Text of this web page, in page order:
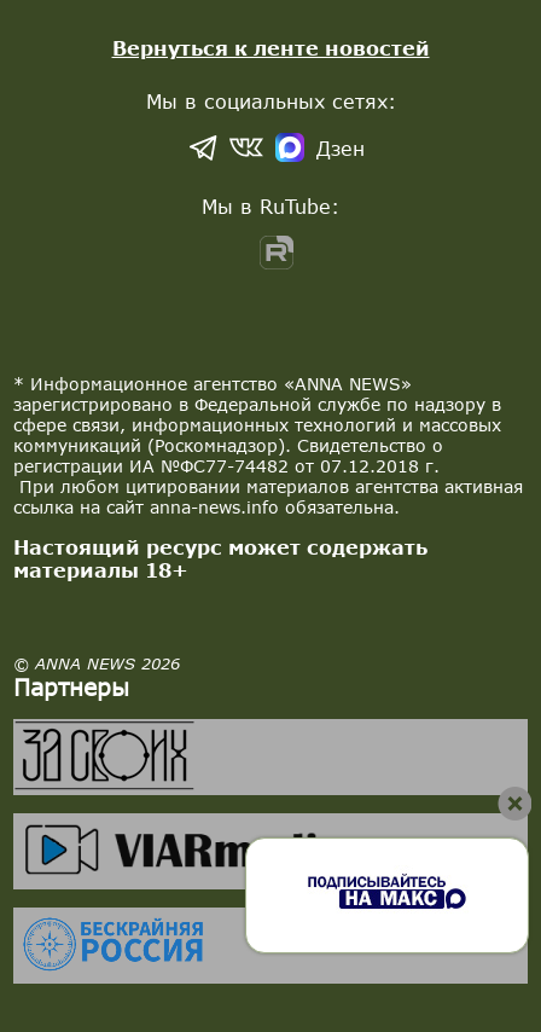
* Информационное агентство «ANNA NEWS»
зарегистрировано в Федеральной службе по надзору в
сфере связи, информационных технологий и массовых
коммуникаций (Роскомнадзор). Свидетельство о
регистрации ИА №ФС77-74482 от 07.12.2018 г.
При любом цитировании материалов агентства активная
ссылка на сайт anna-news.info обязательна.
Настоящий ресурс может содержать
материалы 18+
© ANNA NEWS 2026
Партнеры
Вернуться к ленте новостей
Мы в социальных сетях:
Дзен
Мы в RuTube: